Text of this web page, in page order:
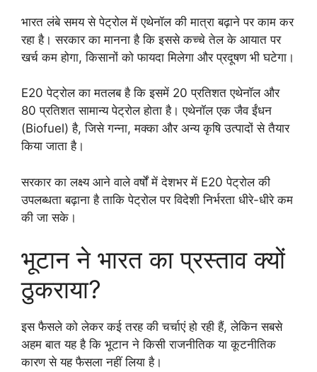
भारत लंबे समय से पेट्रोल में एथेनॉल की मात्रा बढ़ाने पर काम कर
रहा है। सरकार का मानना है कि इससे कच्चे तेल के आयात पर
खर्च कम होगा, किसानों को फायदा मिलेगा और प्रदूषण भी घटेगा।
E20 पेट्रोल का मतलब है कि इसमें 20 प्रतिशत एथेनॉल और
80 प्रतिशत सामान्य पेट्रोल होता है। एथेनॉल एक जैव ईंधन
(Biofuel) है, जिसे गन्ना, मक्का और अन्य कृषि उत्पादों से तैयार
किया जाता है।
सरकार का लक्ष्य आने वाले वर्षों में देशभर में E20 पेट्रोल की
उपलब्धता बढ़ाना है ताकि पेट्रोल पर विदेशी निर्भरता धीरे-धीरे कम
की जा सके।
भूटान ने भारत का प्रस्ताव क्यों
ठुकराया?
इस फैसले को लेकर कई तरह की चर्चाएं हो रही हैं, लेकिन सबसे
अहम बात यह है कि भूटान ने किसी राजनीतिक या कूटनीतिक
कारण से यह फैसला नहीं लिया है।